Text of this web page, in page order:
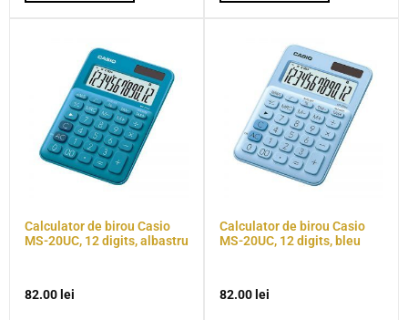
Calculator de birou Casio
MS-20UC, 12 digits, albastru
82.00 lei
Calculator de birou Casio
MS-20UC, 12 digits, bleu
82.00 lei